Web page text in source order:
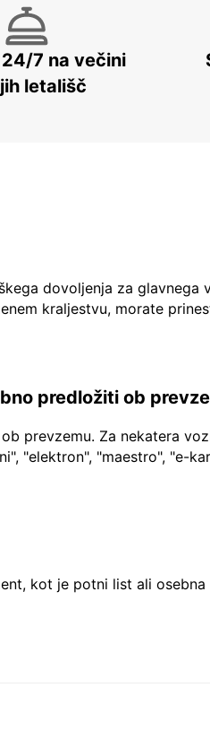
7 na večini
letališč
dovoljenja za glavnega
kraljestvu, morate
predložiti ob
prevzemu. Za nekatera
"elektron", "maestro", "e-
kot je potni list ali osebna